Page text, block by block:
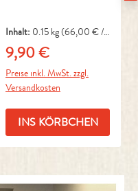
Inhalt: 0.15 kg(66,00 € / 1
kg)
Regulärer Preis:
9,90 €
Preise inkl. MwSt. zzgl.
Versandkosten
INS KÖRBCHEN